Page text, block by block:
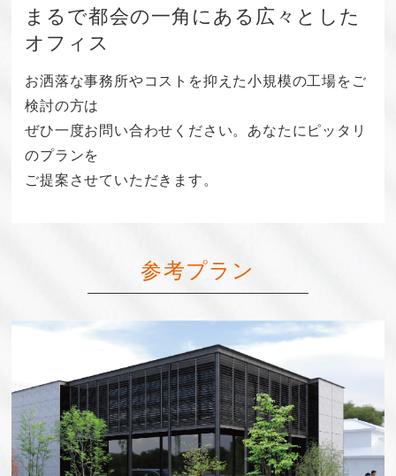
まるで都会の一角にある広々とした
オフィス
お洒落な事務所やコストを抑えた小規模の工場をご
検討の方は
ぜひ一度お問い合わせください。あなたにピッタリ
のプランを
ご提案させていただきます。
参考プラン